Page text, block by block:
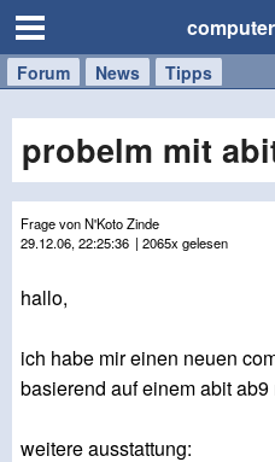
Forum News Tipps
Handy
Tablet
Windows
Mac
probelm mit
Frage von N'Koto Zinde
29.12.06, 22:25:36 | 2065x gelesen
hallo,
ich habe mir einen neuen
basierend auf einem abit ab9
weitere ausstattung: